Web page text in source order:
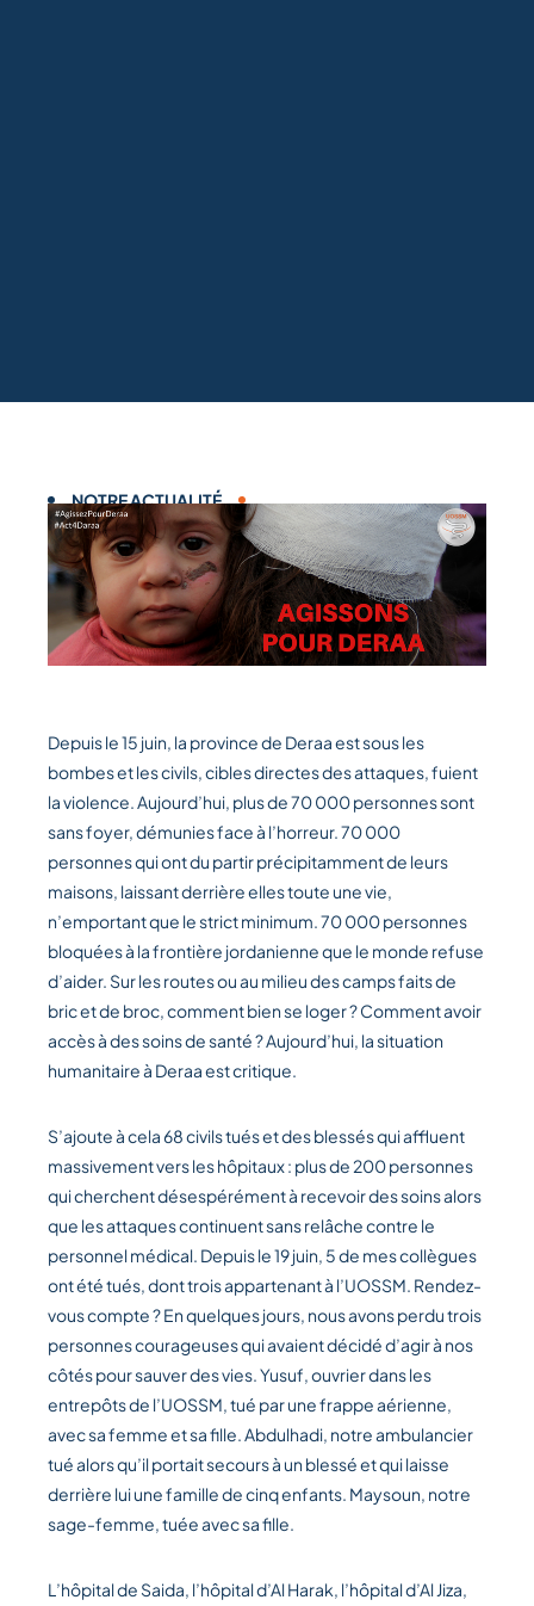
NOTRE ACTUALITÉ
Depuis le 15 juin, la province de Deraa est sous les
bombes et les civils, cibles directes des attaques, fuient
la violence. Aujourd’hui, plus de 70 000 personnes sont
sans foyer, démunies face à l’horreur. 70 000
personnes qui ont du partir précipitamment de leurs
maisons, laissant derrière elles toute une vie,
n’emportant que le strict minimum. 70 000 personnes
bloquées à la frontière jordanienne que le monde refuse
d’aider. Sur les routes ou au milieu des camps faits de
bric et de broc, comment bien se loger ? Comment avoir
accès à des soins de santé ? Aujourd’hui, la situation
humanitaire à Deraa est critique.
S’ajoute à cela 68 civils tués et des blessés qui affluent
massivement vers les hôpitaux : plus de 200 personnes
qui cherchent désespérément à recevoir des soins alors
que les attaques continuent sans relâche contre le
personnel médical. Depuis le 19 juin, 5 de mes collègues
ont été tués, dont trois appartenant à l’UOSSM. Rendez-
vous compte ? En quelques jours, nous avons perdu trois
personnes courageuses qui avaient décidé d’agir à nos
côtés pour sauver des vies. Yusuf, ouvrier dans les
entrepôts de l’UOSSM, tué par une frappe aérienne,
avec sa femme et sa fille. Abdulhadi, notre ambulancier
tué alors qu’il portait secours à un blessé et qui laisse
derrière lui une famille de cinq enfants. Maysoun, notre
sage-femme, tuée avec sa fille.
L’hôpital de Saida, l’hôpital d’Al Harak, l’hôpital d’Al Jiza,